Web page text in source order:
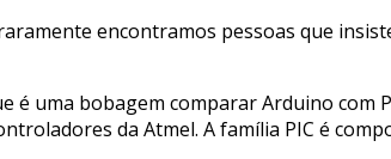
encontramos pessoas que
uma bobagem comparar Arduino com
da Atmel. A família PIC é